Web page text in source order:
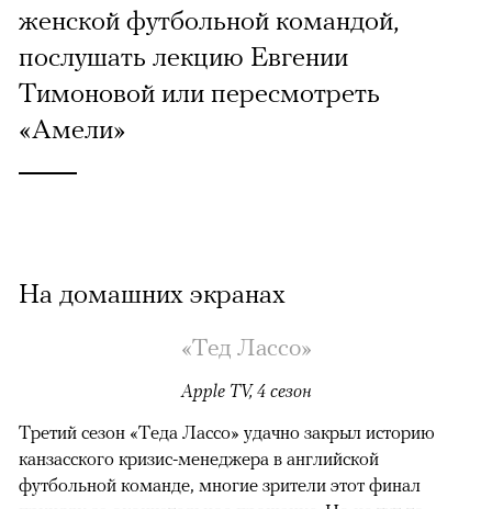
женской футбольной командой,
послушать лекцию Евгении
Тимоновой или пересмотреть
«Амели»
На домашних экранах
«Тед Лассо»
Apple TV, 4 сезон
Третий сезон «Теда Лассо» удачно закрыл историю
канзасского кризис-менеджера в английской
футбольной команде, многие зрители этот финал